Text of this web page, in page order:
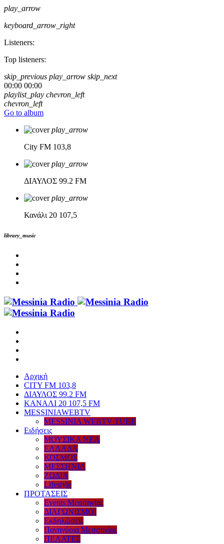
play_arrow
keyboard_arrow_right
Listeners:
Top listeners:
skip_previous play_arrow skip_next
00:00 00:00
playlist_play chevron_left
chevron_left
Go to album
play_arrow
City FM 103,8
play_arrow
ΔΙΑΥΛΟΣ 99.2 FM
play_arrow
Κανάλι 20 107,5
library_music
Αρχική
CITY FM 103,8
ΔΙΑΥΛΟΣ 99.2 FM
ΚΑΝΑΛΙ 20 107,5 FM
MESSINIAWEBTV
MESSINIA WEBTV TUBE
Eιδήσεις
ΜΟΥΣΙΚΑ ΝΕΑ
ΕΛΛΑΔΑ
ΚΟΣΜΟΣ
ΜΕΣΣΗΝΙΑ
ΖΩΔΙΑ
Lifestyle
ΠΡΟΤΑΣΕΙΣ
Events Μεσσηνίας
ΔΙΑΓΩΝΙΣΜΟΙ
Εκδηλώσεις
Πανηγύρια Μεσσηνίας
ΠΕΛΑΤΕΣ